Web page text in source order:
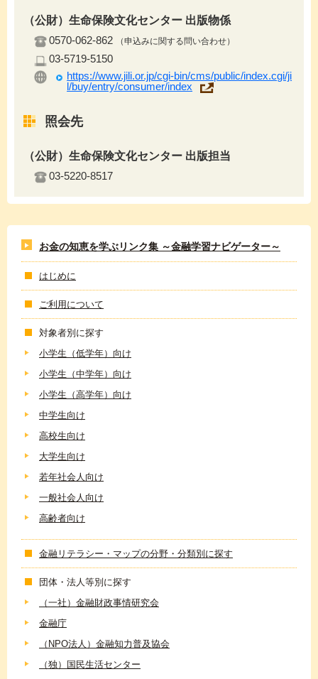
（公財）生命保険文化センター 出版物係
0570-062-862
（申込みに関する問い合わせ）
03-5719-5150
https://www.jili.or.jp/cgi-bin/cms/public/index.cgi/ji
l/buy/entry/consumer/index
照会先
（公財）生命保険文化センター 出版担当
03-5220-8517
お金の知恵を学ぶリンク集 ～金融学習ナビゲーター～
はじめに
ご利用について
対象者別に探す
小学生（低学年）向け
小学生（中学年）向け
小学生（高学年）向け
中学生向け
高校生向け
大学生向け
若年社会人向け
一般社会人向け
高齢者向け
金融リテラシー・マップの分野・分類別に探す
団体・法人等別に探す
（一社）金融財政事情研究会
金融庁
（NPO法人）金融知力普及協会
（独）国民生活センター